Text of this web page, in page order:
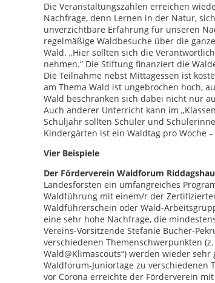
Die Veranstaltungszahlen erreichen
Nachfrage, denn Lernen in der Natur,
unverzichtbare Erfahrung für unseren
regelmäßige Waldbesuche über die
Wald. „Hier sollten sich die
nehmen.“ Die Stiftung finanziert die
Die Teilnahme nebst Mittagessen ist
am Thema Wald ist ungebrochen hoch,
Wald beschränken sich dabei nicht nur
Auch anderer Unterricht kann im
Schuljahr sollten Schüler und
Kindergärten ist ein Waldtag pro Woche
Vier Beispiele
Der Förderverein Waldforum
Landesforsten ein umfangreiches
Waldführung mit einem/r der
Waldführerschein oder Wald-
eine sehr hohe Nachfrage, die
Vereins-Vorsitzende Stefanie Bucher-
verschiedenen Themenschwerpunkten
Wald@Klimascouts“) werden wieder
Waldforum-Juniortage zu verschiedenen
vor Corona erreichte der Förderverein